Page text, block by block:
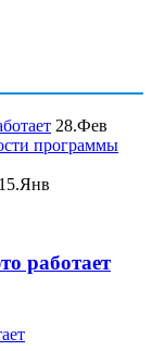
28.Фев
программы
15.Янв
работает